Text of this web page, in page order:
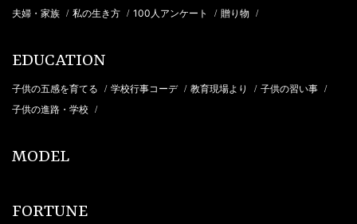
夫婦・家族 / 私の生き方 / 100人アンケート / 贈り物 /
EDUCATION
子供の五感を育てる / 学校行事コーデ / 教育現場より / 子供の習い事 /
子供の進路・学校 /
MODEL
FORTUNE